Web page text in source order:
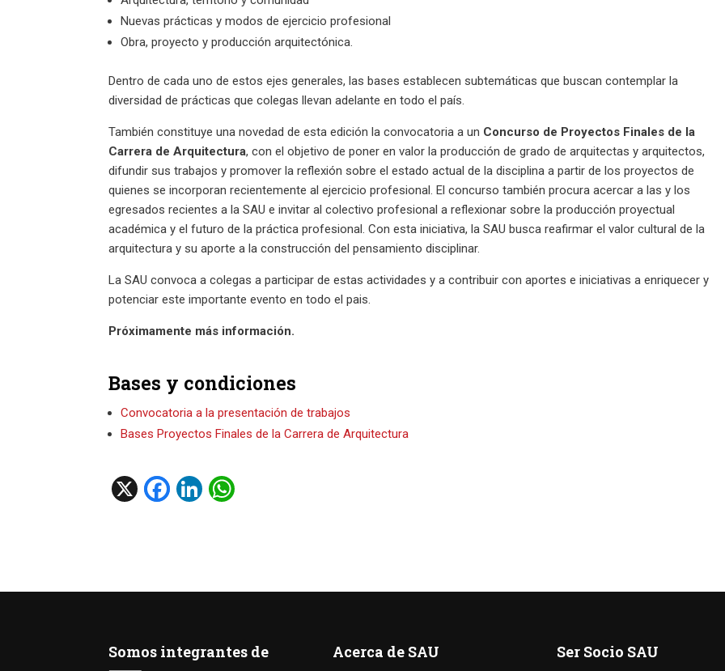
Nuevas prácticas y modos de ejercicio profesional
Obra, proyecto y producción arquitectónica.
Dentro de cada uno de estos ejes generales, las bases establecen subtemáticas que buscan contemplar la
diversidad de prácticas que colegas llevan adelante en todo el país.
También constituye una novedad de esta edición la convocatoria a un Concurso de Proyectos Finales de la
Carrera de Arquitectura, con el objetivo de poner en valor la producción de grado de arquitectas y arquitectos,
difundir sus trabajos y promover la reflexión sobre el estado actual de la disciplina a partir de los proyectos de
quienes se incorporan recientemente al ejercicio profesional. El concurso también procura acercar a las y los
egresados recientes a la SAU e invitar al colectivo profesional a reflexionar sobre la producción proyectual
académica y el futuro de la práctica profesional. Con esta iniciativa, la SAU busca reafirmar el valor cultural de la
arquitectura y su aporte a la construcción del pensamiento disciplinar.
La SAU convoca a colegas a participar de estas actividades y a contribuir con aportes e iniciativas a enriquecer y
potenciar este importante evento en todo el pais.
Próximamente más información.
Bases y condiciones
Convocatoria a la presentación de trabajos
Bases Proyectos Finales de la Carrera de Arquitectura
X
F
o
k
Li
n
A
p
Somos integrantes de Acerca de SAU Ser Socio SAU